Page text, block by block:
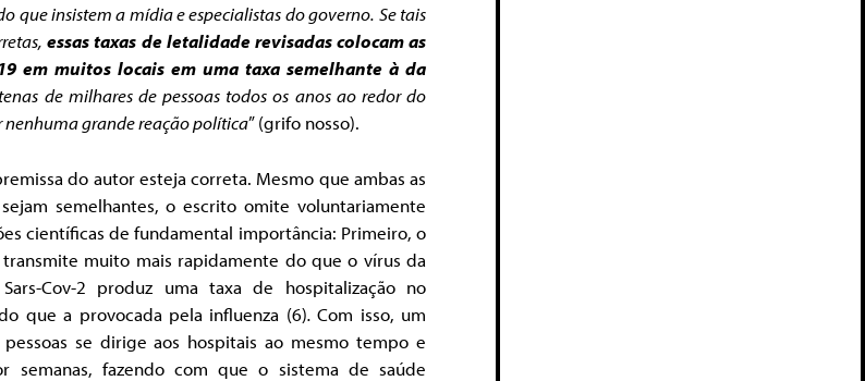
que insistem a mídia e especialistas do governo. Se tais
essas taxas de letalidade revisadas colocam as
em muitos locais em uma taxa semelhante à da
de milhares de pessoas todos os anos ao redor do
grande reação política” (grifo nosso).
do autor esteja correta. Mesmo que ambas as
semelhantes, o escrito omite voluntariamente
científicas de fundamental importância: Primeiro, o
transmite muito mais rapidamente do que o vírus da
Cov-2 produz uma taxa de hospitalização no
que a provocada pela influenza (6).Com isso, um
se dirige aos hospitais ao mesmo tempo e
semanas, fazendo com que o sistema de saúde